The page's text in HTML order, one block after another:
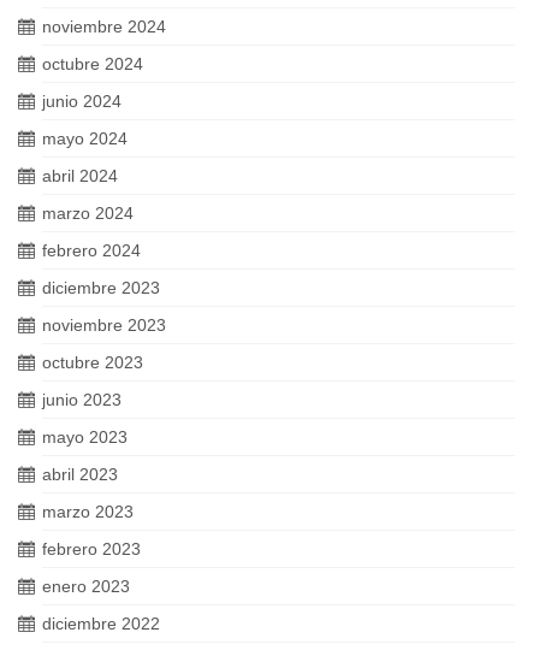
noviembre 2024
octubre 2024
junio 2024
mayo 2024
abril 2024
marzo 2024
febrero 2024
diciembre 2023
noviembre 2023
octubre 2023
junio 2023
mayo 2023
abril 2023
marzo 2023
febrero 2023
enero 2023
diciembre 2022